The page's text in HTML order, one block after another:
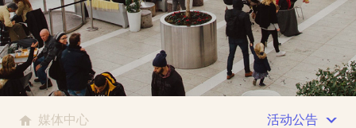
媒体中心 活动公告